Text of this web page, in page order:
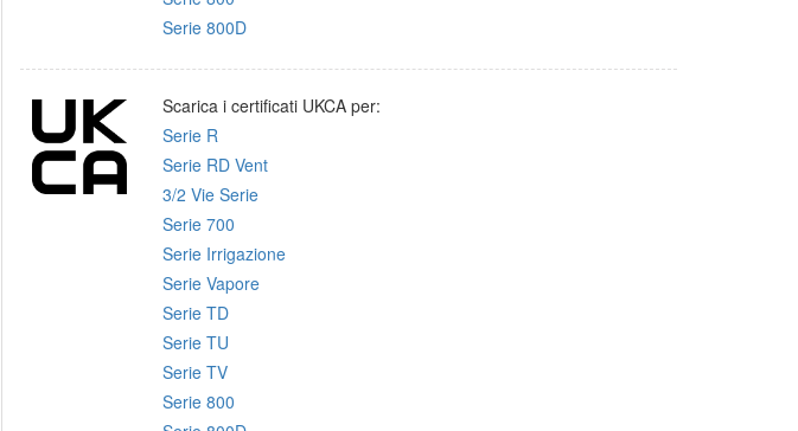
Serie 800D
Scarica i certificati UKCA per:
Serie R
Serie RD Vent
3/2 Vie Serie
Serie 700
Serie Irrigazione
Serie Vapore
Serie TD
Serie TU
Serie TV
Serie 800